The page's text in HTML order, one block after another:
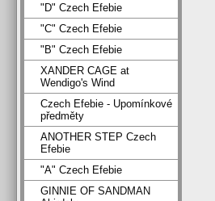
"D" Czech Efebie
"C" Czech Efebie
"B" Czech Efebie
XANDER CAGE at
Wendigo's Wind
Czech Efebie - Upomínkové
předměty
ANOTHER STEP Czech
Efebie
"A" Czech Efebie
GINNIE OF SANDMAN